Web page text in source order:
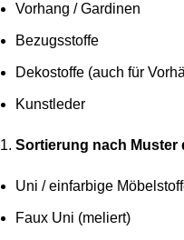
Vorhang / Gardinen
Bezugsstoffe
Dekostoffe (auch für
Kunstleder
Sortierung nach Muster
Uni / einfarbige
Faux Uni (meliert)